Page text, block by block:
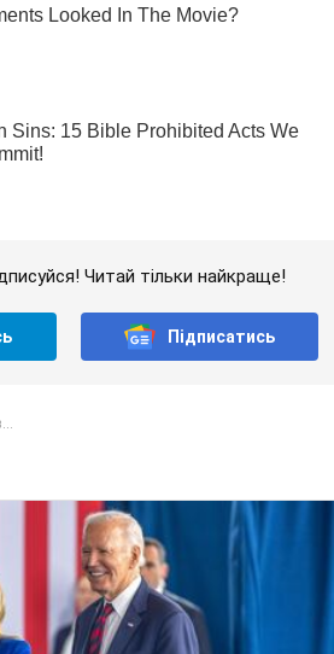
Читай тільки найкраще!
Підписатись